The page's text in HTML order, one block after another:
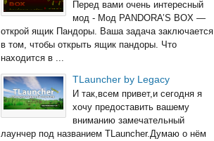
Перед вами очень интересный
мод - Мод PANDORA’S BOX —
открой ящик Пандоры. Ваша задача заключается
в том, чтобы открыть ящик пандоры. Что
находится в ...
TLauncher by Legacy
И так,всем привет,и сегодня я
хочу предоставить вашему
вниманию замечательный
лаунчер под названием TLauncher.Думаю о нём